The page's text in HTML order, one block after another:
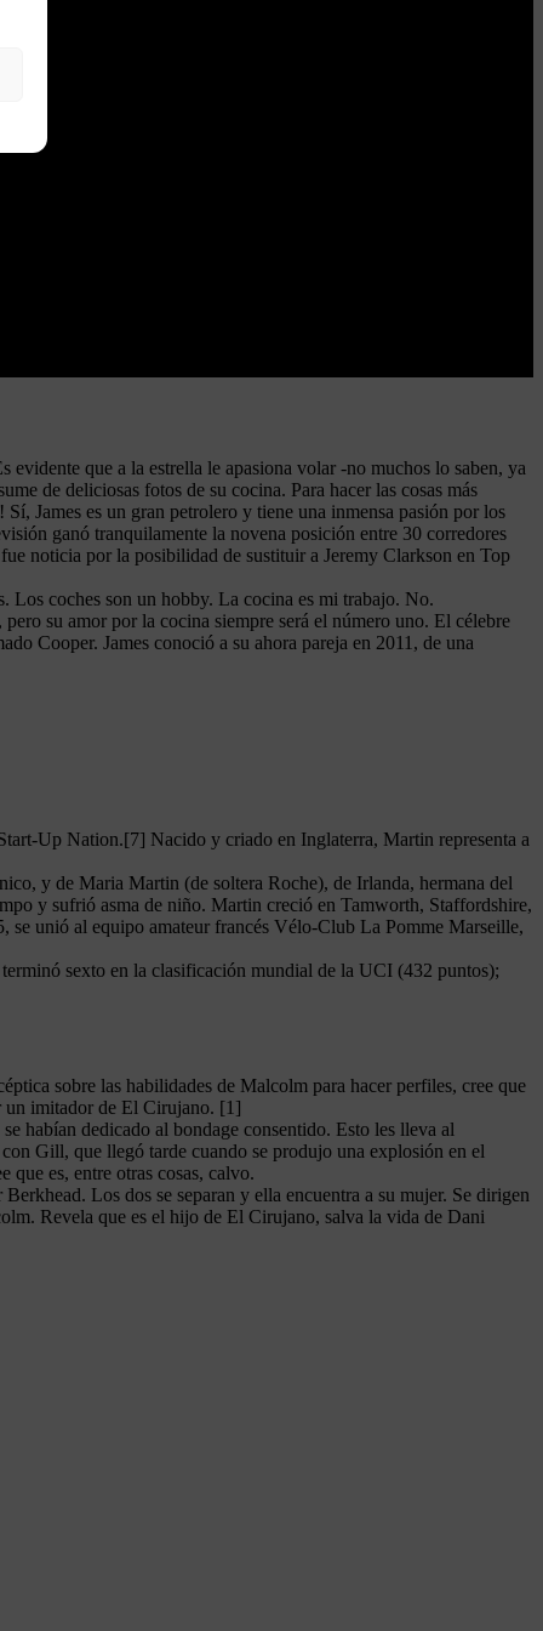
que a la estrella le apasiona volar -no muchos lo saben, ya
de deliciosas fotos de su cocina. Para hacer las cosas más
James es un gran petrolero y tiene una inmensa pasión por los
ganó tranquilamente la novena posición entre 30 corredores
noticia por la posibilidad de sustituir a Jeremy Clarkson en Top
Los coches son un hobby. La cocina es mi trabajo. No.
su amor por la cocina siempre será el número uno. El célebre
Cooper. James conoció a su ahora pareja en 2011, de una
Up Nation.[7] Nacido y criado en Inglaterra, Martin representa a
y de Maria Martin (de soltera Roche), de Irlanda, hermana del
y sufrió asma de niño. Martin creció en Tamworth, Staffordshire,
unió al equipo amateur francés Vélo-Club La Pomme Marseille,
sexto en la clasificación mundial de la UCI (432 puntos);
sobre las habilidades de Malcolm para hacer perfiles, cree que
un imitador de El Cirujano. [1]
habían dedicado al bondage consentido. Esto les lleva al
Gill, que llegó tarde cuando se produjo una explosión en el
es, entre otras cosas, calvo.
Los dos se separan y ella encuentra a su mujer. Se dirigen
Revela que es el hijo de El Cirujano, salva la vida de Dani